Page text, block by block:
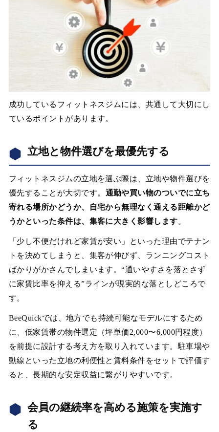
成功しているフィットネスジムには、共通して大切にし
ているポイントがあります。
立地と物件選びを最優先する
フィットネスジムの立地を選ぶ際は、立地や物件選びを
優先することが大切です。 通勤や買い物のついでに立ち
寄れる場所かどうか、自宅から無理なく通える距離かど
うかといった条件は、集客に大きく影響します。
「少し不便だけれど家賃が安い」といった理由でテナン
トを決めてしまうと、集客が伸びず、ランニングコスト
ばかりがかさんでしまいます。“通いやすさを落とさず
に家賃比率を抑える”ラインが現実的な落としどころで
す。
BeeQuickでは、地方でも持続可能なモデルにするため
に、低家賃帯の物件選定（坪単価2,000〜6,000円程度）
を前提に設計する考え方を取り入れています。駐車場や
動線といった立地の利便性と賃料条件をセットで評価す
ると、長期的な安定収益に繋がりやすいです。
会員の継続率を高める施策を実施す
る